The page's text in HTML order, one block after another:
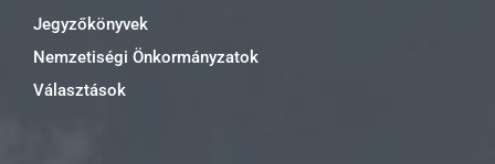
Jegyzőkönyvek
Nemzetiségi Önkormányzatok
Választások